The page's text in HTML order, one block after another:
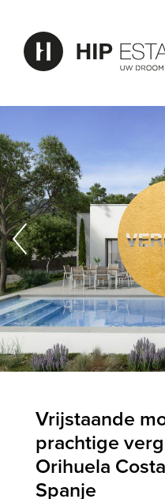
Vrijstaande
prachtige
Orihuela
Spanje